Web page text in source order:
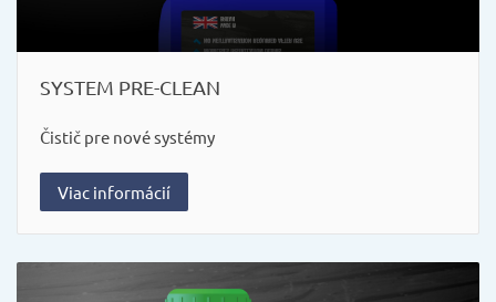
SYSTEM PRE-CLEAN
Čistič pre nové systémy
Viac informácií